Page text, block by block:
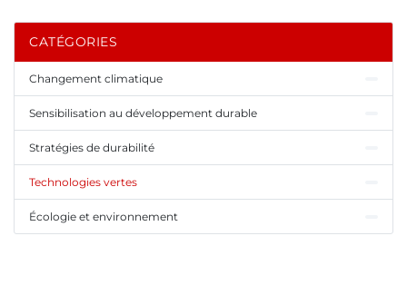
CATÉGORIES
Changement climatique
Sensibilisation au développement durable
Stratégies de durabilité
Technologies vertes
Écologie et environnement